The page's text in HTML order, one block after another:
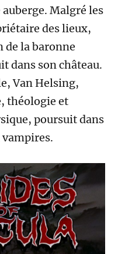
Malgré les
des lieux,
de la baronne
dans son château.
Van Helsing,
théologie et
poursuit dans
vampires.